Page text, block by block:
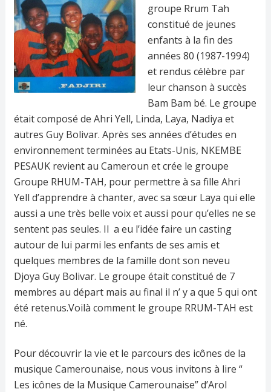
groupe Rrum Tah
constitué de jeunes
enfants à la fin des
années 80 (1987-1994)
et rendus célèbre par
leur chanson à succès
Bam Bam bé. Le groupe
était composé de Ahri Yell, Linda, Laya, Nadiya et
autres Guy Bolivar. Après ses années d’études en
environnement terminées au Etats-Unis, NKEMBE
PESAUK revient au Cameroun et crée le groupe
Groupe RHUM-TAH, pour permettre à sa fille Ahri
Yell d’apprendre à chanter, avec sa sœur Laya qui elle
aussi a une très belle voix et aussi pour qu’elles ne se
sentent pas seules. Il a eu l’idée faire un casting
autour de lui parmi les enfants de ses amis et
quelques membres de la famille dont son neveu
Djoya Guy Bolivar. Le groupe était constitué de 7
membres au départ mais au final il n’ y a que 5 qui ont
été retenus.Voilà comment le groupe RRUM-TAH est
né.
Pour découvrir la vie et le parcours des icônes de la
musique Camerounaise, nous vous invitons à lire “
Les icônes de la Musique Camerounaise” d’Arol